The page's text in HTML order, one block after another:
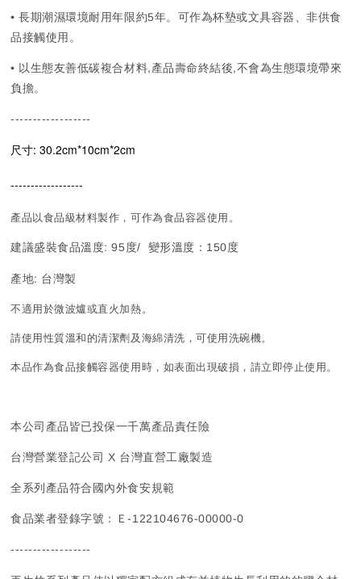
• 長期潮濕環境耐用年限約5年。可作為杯墊或文具容器、非供食
品接觸使用。
• 以生態友善低碳複合材料,產品壽命終結後,不會為生態環境帶來
負擔。
------------------
尺寸: 30.2cm*10cm*2cm
------------------
產品以食品級材料製作，可作為食品容器使用。
建議盛裝食品溫度: 95度/ 變形溫度：150度
產地: 台灣製
不適用於微波爐或直火加熱。
請使用性質溫和的清潔劑及海綿清洗，可使用洗碗機。
本品作為食品接觸容器使用時，如表面出現破損，請立即停止使用。
本公司產品皆已投保一千萬產品責任險
台灣營業登記公司 X 台灣直營工廠製造
全系列產品符合國內外食安規範
食品業者登錄字號：Ｅ-122104676-00000-0
------------------